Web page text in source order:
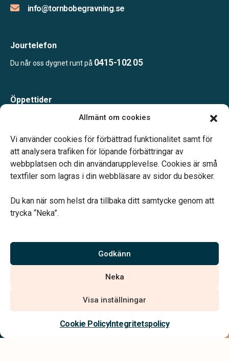
Allmänt om cookies
Vi använder cookies för förbättrad funktionalitet samt för
att analysera trafiken för löpande förbättringar av
webbplatsen och din användarupplevelse. Cookies är små
textfiler som lagras i din webbläsare av sidor du besöker.
Du kan när som helst dra tillbaka ditt samtycke genom att
trycka “Neka”.
Godkänn
Neka
Visa inställningar
Cookie PolicyIntegritetspolicy
Kontakta oss
info@tornbobegravning.se
Jourtelefon
Du når oss dygnet runt på 0415-102 05
Öppettider
Måndag-Torsdag 09.00-15.00
Telefonjour dygnet runt.
Vårt systerbolag Verahill hjälper dig med familjejuridiken –
Vi är auktoriserade av Sveriges Begravningsbyråers Förbund och
har högt ställda krav på utbildning, kvalitet, miljö och arbetsmiljö.